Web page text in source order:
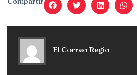
El Correo Regio